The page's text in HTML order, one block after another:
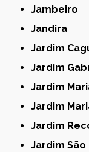
Jambeiro
Jandira
Jardim
Jardim
Jardim
Jardim
Jardim
Jardim